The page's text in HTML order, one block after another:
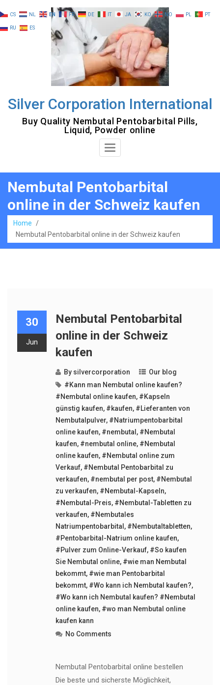
to
content
Silver Corporation International
Buy Quality Nembutal Pentobarbital Pills,
Liquid, Powder online
Toggle
Nembutal Pentobarbital
online in der Schweiz kaufen
Home
/
Nembutal Pentobarbital online in der Schweiz kaufen
30
Jun
Nembutal Pentobarbital
online in der Schweiz
kaufen
By silvercorporation
Our blog
#Kann man Nembutal online kaufen?
#Nembutal online kaufen, #Kapseln
günstig kaufen, #kaufen, #Lieferanten von
Nembutalpulver, #Natriumpentobarbital
online kaufen, #nembutal , #Nembutal
kaufen, #nembutal online, #Nembutal
online kaufen, #Nembutal online zum
Verkauf, #Nembutal Pentobarbital zu
verkaufen, #nembutal per post, #Nembutal
zu verkaufen, #Nembutal-Kapseln,
#Nembutal-Preis, #Nembutal-Tabletten zu
verkaufen, #Nembutales
Natriumpentobarbital , #Nembutaltabletten,
#Pentobarbital-Natrium online kaufen,
#Pulver zum Online-Verkauf, #So kaufen
Sie Nembutal online, #wie man Nembutal
bekommt, #wie man Pentobarbital
bekommt, #Wo kann ich Nembutal kaufen?,
#Wo kann ich Nembutal kaufen? #Nembutal
online kaufen, #wo man Nembutal online
kaufen kann
No Comments
Nembutal Pentobarbital online bestellen
Die beste und sicherste Möglichkeit,
CS NL EN FR DE IT JA KO NO PL PT
RU ES